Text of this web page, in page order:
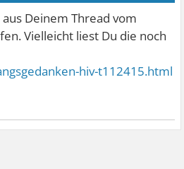
Deinem Thread vom
Vielleicht liest Du die noch
hiv-t112415.html